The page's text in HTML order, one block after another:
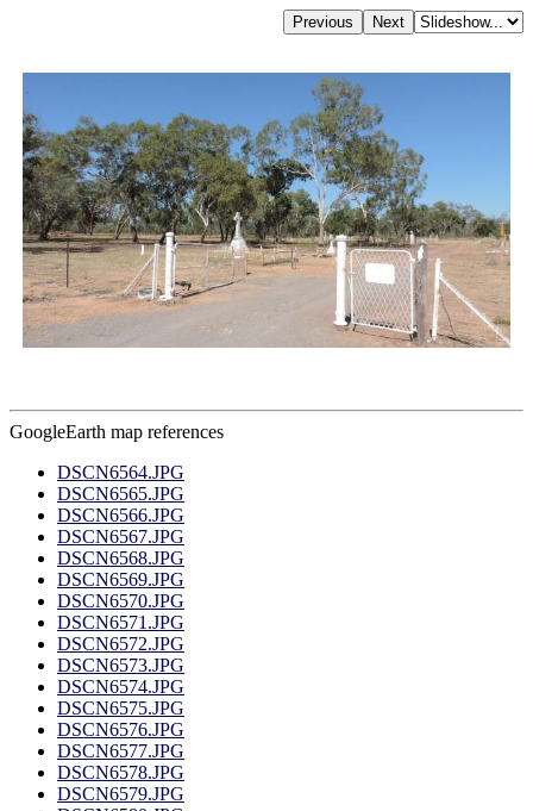
GoogleEarth map references
DSCN6564.JPG
DSCN6565.JPG
DSCN6566.JPG
DSCN6567.JPG
DSCN6568.JPG
DSCN6569.JPG
DSCN6570.JPG
DSCN6571.JPG
DSCN6572.JPG
DSCN6573.JPG
DSCN6574.JPG
DSCN6575.JPG
DSCN6576.JPG
DSCN6577.JPG
DSCN6578.JPG
DSCN6579.JPG